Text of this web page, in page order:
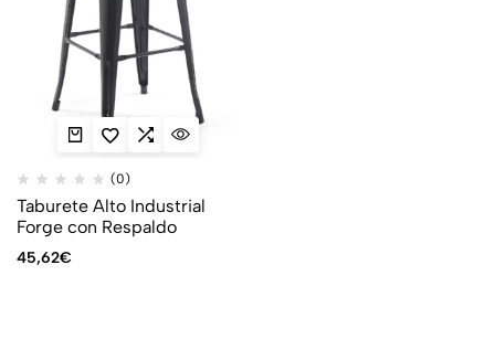
(0)
Taburete Alto Industrial
Forge con Respaldo
45,62€